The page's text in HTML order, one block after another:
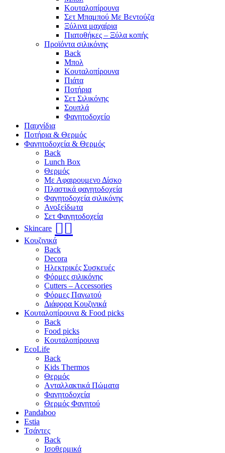
Κουταλοπίρουνα
Σετ Μπαμπού Με Βεντούζα
Ξύλινα μαχαίρια
Πιατοθήκες – Ξύλα κοπής
Προϊόντα σιλικόνης
Back
Μπολ
Κουταλοπίρουνα
Πιάτα
Ποτήρια
Σετ Σιλικόνης
Σουπλά
Φαγητοδοχείο
Παιχνίδια
Ποτήρια & Θερμός
Φαγητοδοχεία & Θερμός
Back
Lunch Box
Θερμός
Με Αφαιρουμενο Δίσκο
Πλαστικά φαγητοδοχεία
Φαγητοδοχεία σιλικόνης
Ανοξείδωτα
Σετ Φαγητοδοχεία
Skincare 🧖‍♀️
Κουζινικά
Back
Decora
Ηλεκτρικές Συσκευές
Φόρμες σιλικόνης
Cutters – Accessories
Φόρμες Παγωτού
Διάφορα Κουζινικά
Κουταλοπίρουνα & Food picks
Back
Food picks
Κουταλοπίρουνα
EcoLife
Back
Kids Thermos
Θερμός
Aνταλλακτικά Πώματα
Φαγητοδοχεία
Θερμός Φαγητού
Pandaboo
Estia
Τσάντες
Back
Ισοθερμικά